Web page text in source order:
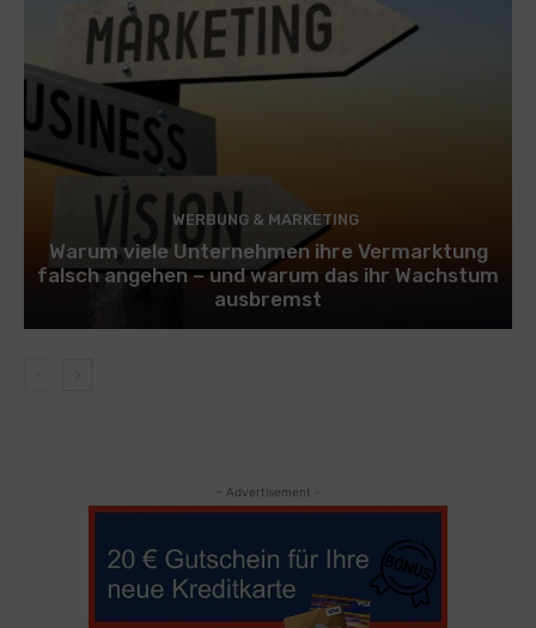
WERBUNG & MARKETING
Warum viele Unternehmen ihre Vermarktung
falsch angehen – und warum das ihr Wachstum
ausbremst
- Advertisement -